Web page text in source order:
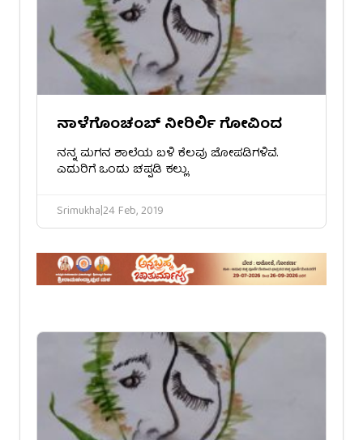
ನಾಳೆಗೊಂಚಂಬ್ ನೀರಿರ್ಲಿ ಗೋವಿಂದ
ನನ್ನ ಮಗನ ಶಾಲೆಯ ಬಳಿ ಕೆಲವು ಜೋಪಡಿಗಳಿವೆ.
ಎದುರಿಗೆ ಒಂದು ಚಪ್ಪಡಿ ಕಲ್ಲು.
Srimukha|24 Feb, 2019